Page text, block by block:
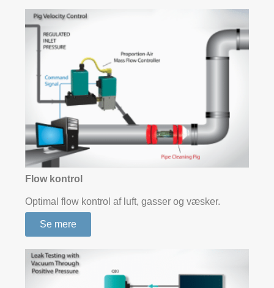
Flow kontrol
Optimal flow kontrol af luft, gasser og væsker.
Se mere